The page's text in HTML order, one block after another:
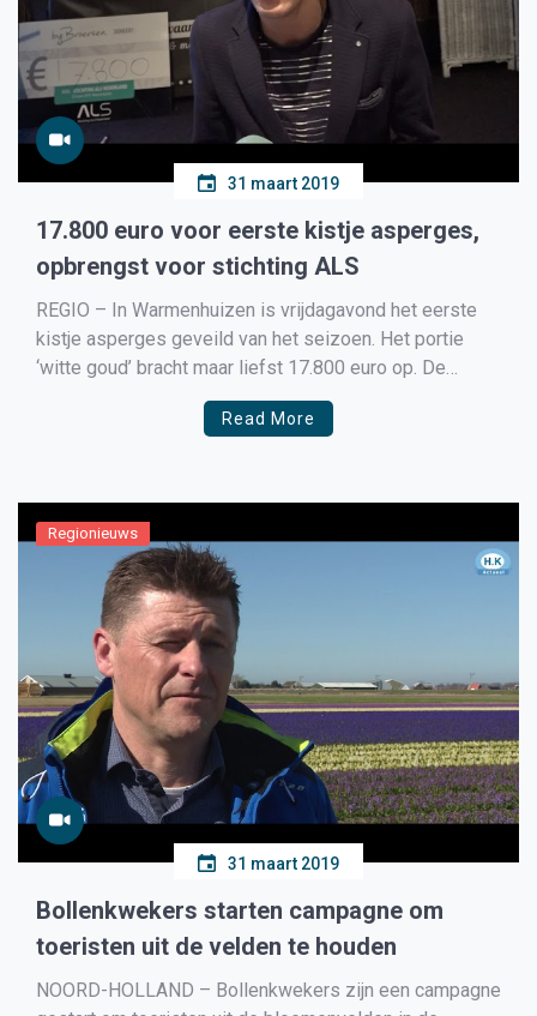
31 maart 2019
17.800 euro voor eerste kistje asperges,
opbrengst voor stichting ALS
REGIO – In Warmenhuizen is vrijdagavond het eerste
kistje asperges geveild van het seizoen. Het portie
‘witte goud’ bracht maar liefst 17.800 euro op. De
veiling, bezocht door lokale ondernemers, vormt de
aftrap van de verkoop van de nieuwe oogst. Het gaat,
Read More
Regionieuws
31 maart 2019
Bollenkwekers starten campagne om
toeristen uit de velden te houden
NOORD-HOLLAND – Bollenkwekers zijn een campagne